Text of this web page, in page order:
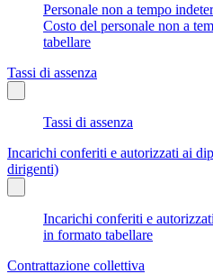
Personale non a tempo
Costo del personale non a
tabellare
Tassi di assenza
Tassi di assenza
Incarichi conferiti e autorizzati ai
dirigenti)
Incarichi conferiti e
in formato tabellare
Contrattazione collettiva